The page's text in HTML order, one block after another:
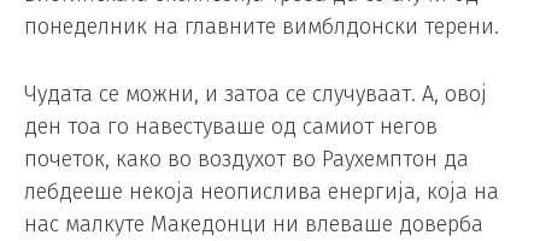
понеделник на главните вимблдонски терени.
Чудата се можни, и затоа се случуваат. А, овој
ден тоа го навестуваше од самиот негов
почеток, како во воздухот во Раухемптон да
лебдееше некоја неопислива енергија, која на
нас малкуте Македонци ни влеваше доверба